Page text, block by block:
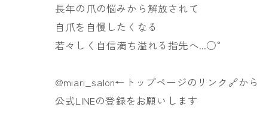
長年の爪の悩みから解放されて
自爪を自慢したくなる
若々しく自信満ち溢れる指先へ...○°
@miari_salon←トップページのリンク🔗から
公式LINEの登録をお願いします